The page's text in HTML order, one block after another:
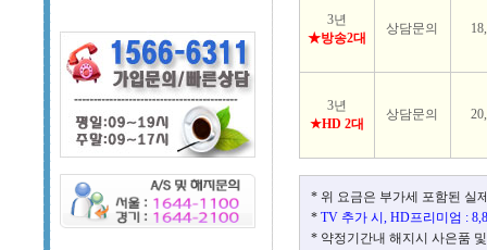
3년
★방송2대
상담문의
3년
★HD 2대
상담문의
* 위 요금은 부가세 포함된 실
* TV 추가 시, HD프리미엄 :
* 약정기간내 해지시 사은품